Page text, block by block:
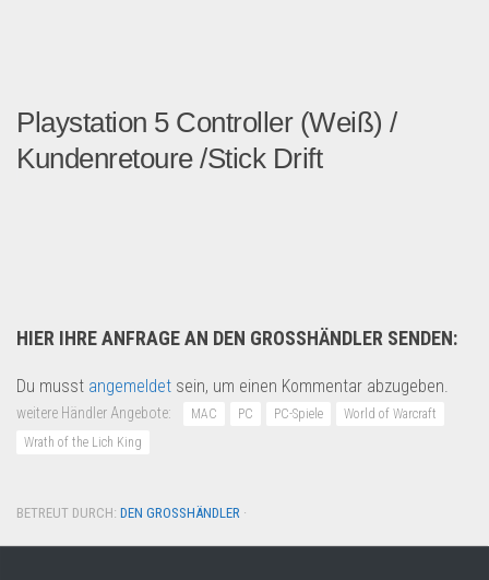
Playstation 5 Controller (Weiß) /
Kundenretoure /Stick Drift
HIER IHRE ANFRAGE AN DEN GROSSHÄNDLER SENDEN:
Du musst angemeldet sein, um einen Kommentar abzugeben.
weitere Händler Angebote: MAC PC PC-Spiele
World of Warcraft
Wrath of the Lich King
BETREUT DURCH: DEN GROSSHÄNDLER ·